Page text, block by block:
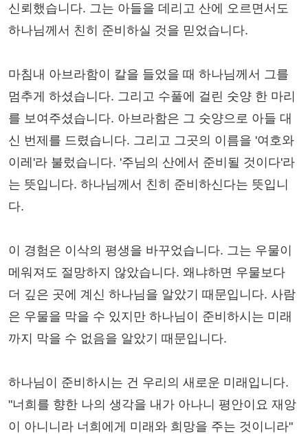
신뢰했습니다. 그는 아들을 데리고 산에 오르면서도
하나님께서 친히 준비하실 것을 믿었습니다.
마침내 아브라함이 칼을 들었을 때 하나님께서 그를
멈추게 하셨습니다. 그리고 수풀에 걸린 숫양 한 마리
를 보여주셨습니다. 아브라함은 그 숫양으로 아들 대
신 번제를 드렸습니다. 그리고 그곳의 이름을 '여호와
이레'라 불렀습니다. '주님의 산에서 준비될 것이다'라
는 뜻입니다. 하나님께서 친히 준비하신다는 뜻입니
다.
이 경험은 이삭의 평생을 바꾸었습니다. 그는 우물이
메워져도 절망하지 않았습니다. 왜냐하면 우물보다
더 깊은 곳에 계신 하나님을 알았기 때문입니다. 사람
은 우물을 막을 수 있지만 하나님이 준비하시는 미래
까지 막을 수 없음을 알았기 때문입니다.
하나님이 준비하시는 건 우리의 새로운 미래입니다.
"너희를 향한 나의 생각을 내가 아나니 평안이요 재앙
이 아니니라 너희에게 미래와 희망을 주는 것이니라"